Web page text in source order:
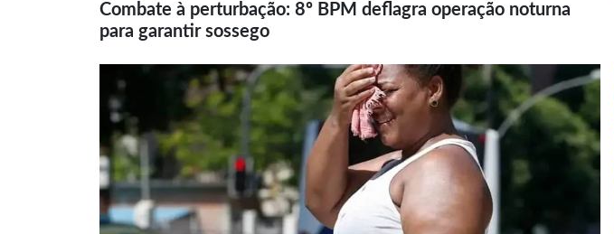
Combate à perturbação: 8º BPM deflagra operação noturna
para garantir sossego